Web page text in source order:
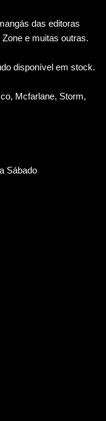
das editoras
e muitas outras.
disponível em stock.
Mcfarlane, Storm,
Sábado